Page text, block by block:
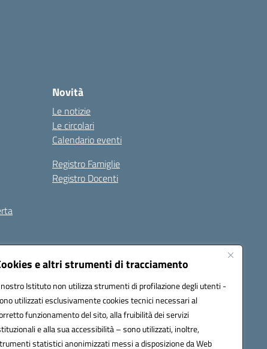
e altri strumenti di tracciamento
Istituto non utilizza strumenti di profilazione degli utenti -
utilizzati esclusivamente cookies tecnici necessari al
funzionamento del sito, alla fruibilità dei servizi
e alla sua accessibilità – sono utilizzati, inoltre,
statistici anonimizzati messi a disposizione da Web
Novità
Le notizie
Le circolari
Calendario eventi
Registro Famiglie
Registro Docenti
Note legali